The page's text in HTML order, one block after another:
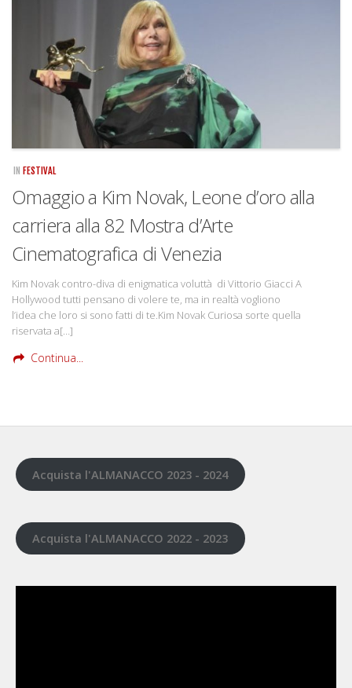
Come eravamo
Mnemosyne
IN FESTIVAL
Omaggio a Kim Novak, Leone d’oro alla
carriera alla 82 Mostra d’Arte
Cinematografica di Venezia
Kim Novak contro-diva di enigmatica voluttà di Vittorio Giacci A
Hollywood tutti pensano di volere te, ma in realtà vogliono
l’idea che loro si sono fatti di te.Kim Novak Curiosa sorte quella
riservata a[…]
Continua...
Acquista l'ALMANACCO 2023 - 2024
Acquista l'ALMANACCO 2022 - 2023